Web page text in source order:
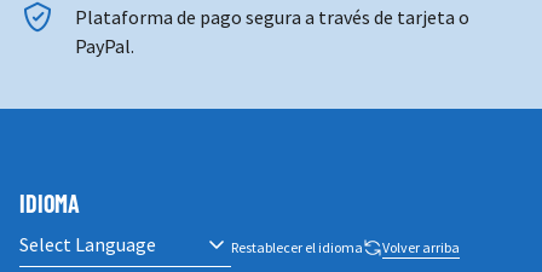
Plataforma de pago segura a través de tarjeta o
PayPal.
IDIOMA
Restablecer el idioma Volver arriba